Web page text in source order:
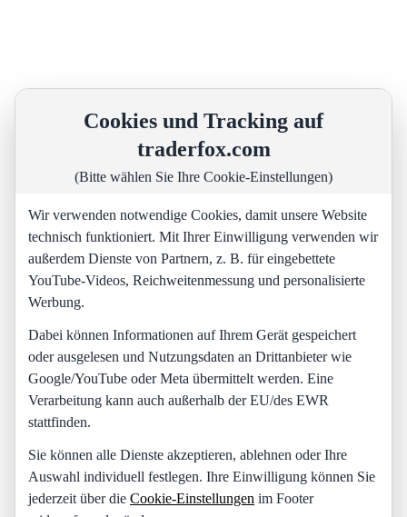
Cookies und Tracking auf
traderfox.com
(Bitte wählen Sie Ihre Cookie-Einstellungen)
Wir verwenden notwendige Cookies, damit unsere Website
technisch funktioniert. Mit Ihrer Einwilligung verwenden wir
außerdem Dienste von Partnern, z. B. für eingebettete
YouTube-Videos, Reichweitenmessung und personalisierte
Werbung.
Dabei können Informationen auf Ihrem Gerät gespeichert
oder ausgelesen und Nutzungsdaten an Drittanbieter wie
Google/YouTube oder Meta übermittelt werden. Eine
Verarbeitung kann auch außerhalb der EU/des EWR
stattfinden.
Sie können alle Dienste akzeptieren, ablehnen oder Ihre
Auswahl individuell festlegen. Ihre Einwilligung können Sie
jederzeit über die Cookie-Einstellungen im Footer